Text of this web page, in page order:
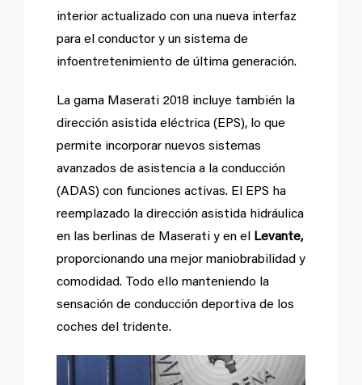
interior actualizado con una nueva interfaz
para el conductor y un sistema de
infoentretenimiento de última generación.
La gama Maserati 2018 incluye también la
dirección asistida eléctrica (EPS), lo que
permite incorporar nuevos sistemas
avanzados de asistencia a la conducción
(ADAS) con funciones activas. El EPS ha
reemplazado la dirección asistida hidráulica
en las berlinas de Maserati y en el
Levante,
proporcionando una mejor maniobrabilidad y
comodidad. Todo ello manteniendo la
sensación de conducción deportiva de los
coches del tridente.